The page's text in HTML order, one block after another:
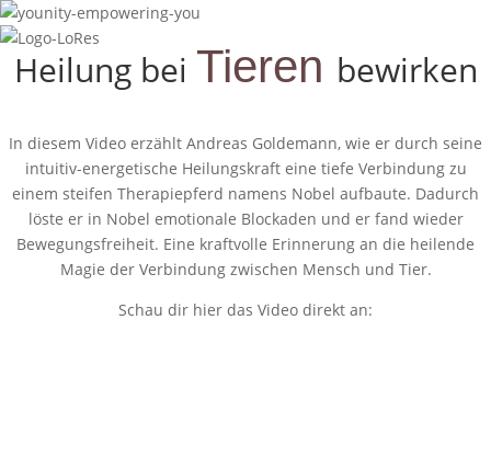
Heilung bei Tieren bewirken
In diesem Video erzählt Andreas Goldemann, wie er durch seine
intuitiv-energetische Heilungskraft eine tiefe Verbindung zu
einem steifen Therapiepferd namens Nobel aufbaute. Dadurch
löste er in Nobel emotionale Blockaden und er fand wieder
Bewegungsfreiheit. Eine kraftvolle Erinnerung an die heilende
Magie der Verbindung zwischen Mensch und Tier.
Schau dir hier das Video direkt an: